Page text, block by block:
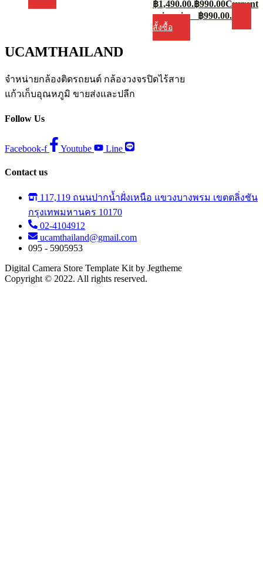
฿1,490.00.฿990.00Current
price is: ฿990.00.
สั้งซื้อ
UCAMTHAILAND
จำหน่ายกล้องติดรถยนต์ กล้องวงจรปิดไร้สาย
แก้วเก็บอุณหภูมิ ขายส่งและปลีก
Follow Us
Facebook-f Youtube Line
Contact us
117,119 ถนนปากน้ำฝั่งเหนือ แขวงบางพรม เขตตลิ่งชัน
กรุงเทพมหานคร 10170
02-4104912
ucamthailand@gmail.com
095 - 5905953
Digital Camera Store Template Kit by Jegtheme
Copyright © 2022. All rights reserved.